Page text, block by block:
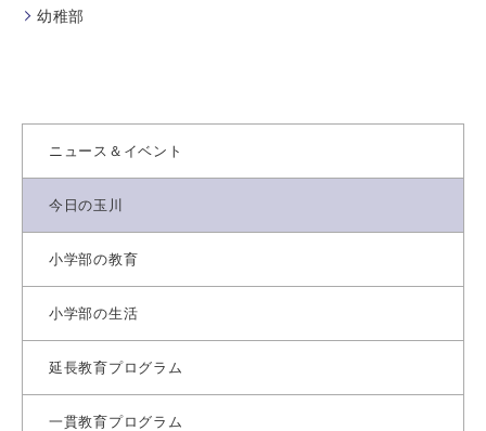
幼稚部
ニュース＆イベント
今日の玉川
小学部の教育
小学部の生活
延長教育プログラム
一貫教育プログラム